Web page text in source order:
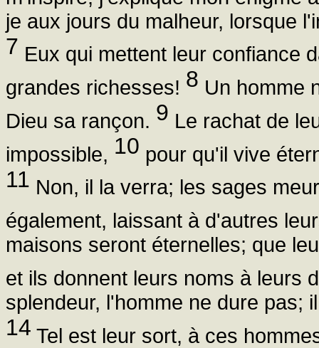
je aux jours du malheur, lorsque
7 Eux qui mettent leur confiance
grandes richesses! 8 Un homme
Dieu sa rançon. 9 Le rachat de
impossible, 10 pour qu'il vive
11 Non, il la verra; les sages
également, laissant à d'autres
maisons seront éternelles; que
et ils donnent leurs noms à leurs
splendeur, l'homme ne dure pas;
14 Tel est leur sort, à ces